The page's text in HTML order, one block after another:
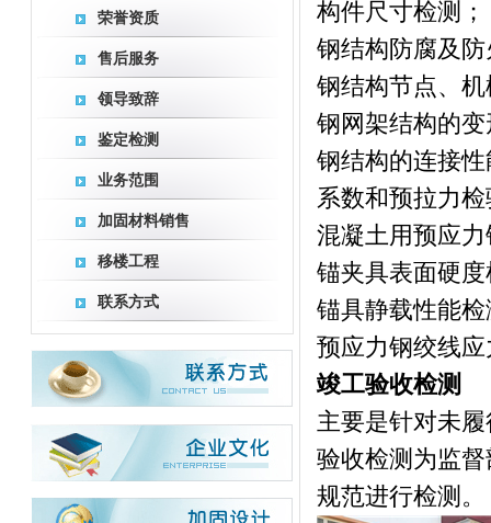
荣誉资质
售后服务
领导致辞
鉴定检测
业务范围
加固材料销售
移楼工程
联系方式
构件尺寸检测；
钢结构防腐及
钢结构节点、
钢网架结构的
钢结构的连接
系数和预拉力
混凝土用预应
锚夹具表面硬
锚具静载性能
预应力钢绞线
竣工验收检测
主要是针对未
验收检测为监
规范进行检测。